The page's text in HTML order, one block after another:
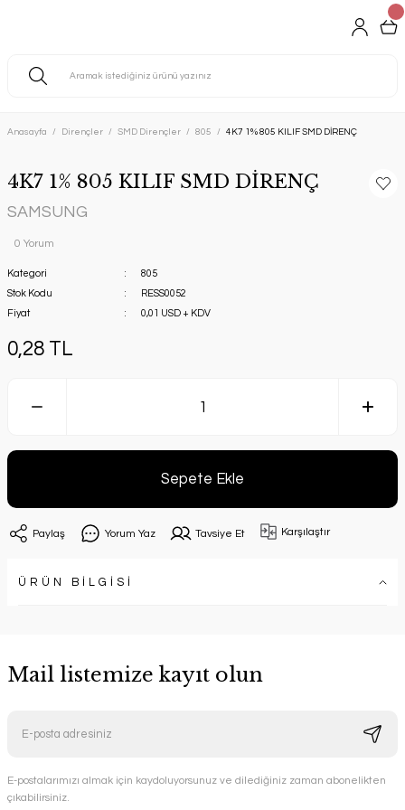
Anasayfa Dirençler SMD Dirençler 805 4K7 1% 805 KILIF SMD DİRENÇ
4K7 1% 805 KILIF SMD DİRENÇ
SAMSUNG
0 Yorum
Kategori
805
Stok Kodu
RESS0052
Fiyat
0,01 USD + KDV
0,28 TL
Sepete Ekle
Paylaş Yorum Yaz Tavsiye Et Karşılaştır
ÜRÜN BİLGİSİ
Mail listemize kayıt olun
E-postalarımızı almak için kaydoluyorsunuz ve dilediğiniz zaman abonelikten
çıkabilirsiniz.